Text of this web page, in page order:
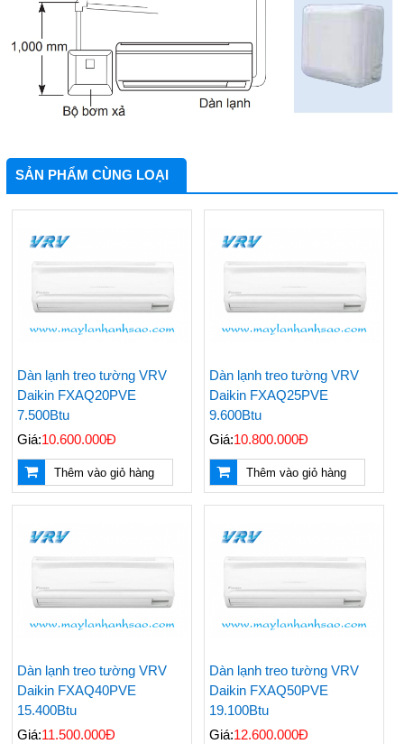
SẢN PHẨM CÙNG LOẠI
Dàn lạnh treo tường VRV
Daikin FXAQ20PVE
7.500Btu
Giá:10.600.000Đ
Thêm vào giỏ hàng
Dàn lạnh treo tường VRV
Daikin FXAQ25PVE
9.600Btu
Giá:10.800.000Đ
Thêm vào giỏ hàng
Dàn lạnh treo tường VRV
Daikin FXAQ40PVE
15.400Btu
Giá:11.500.000Đ
Dàn lạnh treo tường VRV
Daikin FXAQ50PVE
19.100Btu
Giá:12.600.000Đ
Hãng Nào? Top 3
Hãng Máy Lạnh Chất
Lượng Hiện Nay
Khi Thi Công Ống
Đồng Máy Lạnh Âm
Tường
Rẻ Máy Lạnh Tủ Đứng
Reetech 5hp
Nagakawa Giá Rẻ -
Lắp Đặt Tận Nơi